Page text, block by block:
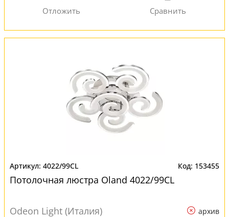
4022/99CL 153455
Потолочная люстра Oland 4022/99CL
Odeon Light (Италия) архив